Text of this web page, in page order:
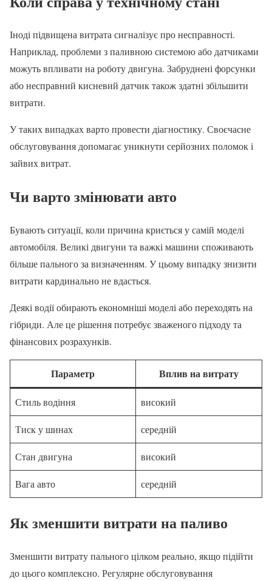
Іноді підвищена витрата сигналізує про несправності.
Наприклад, проблеми з паливною системою або датчиками
можуть впливати на роботу двигуна. Забруднені форсунки
або несправний кисневий датчик також здатні збільшити
витрати.
У таких випадках варто провести діагностику. Своєчасне
обслуговування допомагає уникнути серйозних поломок і
зайвих витрат.
Чи варто змінювати авто
Бувають ситуації, коли причина криється у самій моделі
автомобіля. Великі двигуни та важкі машини споживають
більше пального за визначенням. У цьому випадку знизити
витрати кардинально не вдасться.
Деякі водії обирають економніші моделі або переходять на
гібриди. Але це рішення потребує зваженого підходу та
фінансових розрахунків.
Параметр Вплив на витрату
Стиль водіння високий
Тиск у шинах середній
Стан двигуна високий
Вага авто середній
Як зменшити витрати на паливо
Зменшити витрату пального цілком реально, якщо підійти
до цього комплексно. Регулярне обслуговування